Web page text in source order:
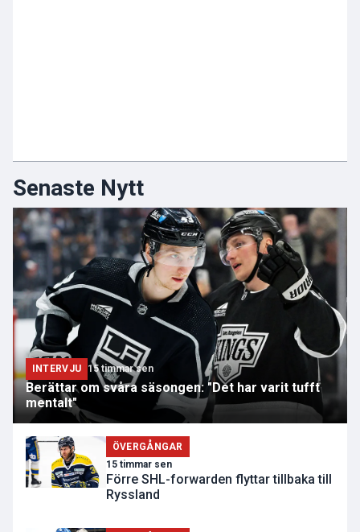
Senaste Nytt
INTERVJU 15 timmar sen
Berättar om svåra säsongen: "Det har varit tufft
mentalt"
ÖVERGÅNGAR
15 timmar sen
Förre SHL-forwarden flyttar tillbaka till
Ryssland